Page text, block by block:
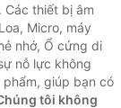
Các thiết bị âm
Micro, máy
nhớ, Ổ cứng di
nỗ lực không
giúp bạn có
tôi không